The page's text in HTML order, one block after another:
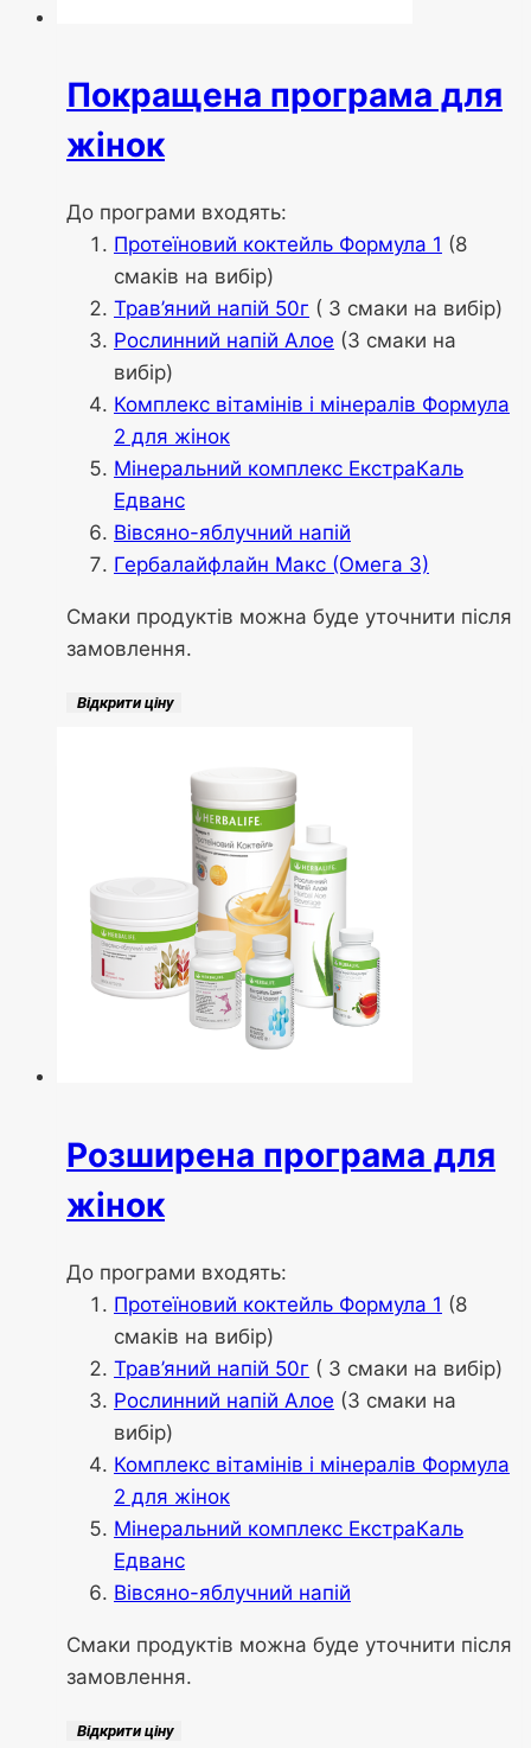
Покращена програма для
жінок
До програми входять:
Протеїновий коктейль Формула 1 (8
смаків на вибір)
Трав’яний напій 50г ( 3 смаки на вибір)
Рослинний напій Алое (3 смаки на
вибір)
Комплекс вітамінів і мінералів Формула
2 для жінок
Мінеральний комплекс ЕкстраКаль
Едванс
Вівсяно-яблучний напій
Гербалайфлайн Макс (Омега 3)
Смаки продуктів можна буде уточнити після
замовлення.
Відкрити ціну
Розширена програма для
жінок
До програми входять:
Протеїновий коктейль Формула 1 (8
смаків на вибір)
Трав’яний напій 50г ( 3 смаки на вибір)
Рослинний напій Алое (3 смаки на
вибір)
Комплекс вітамінів і мінералів Формула
2 для жінок
Мінеральний комплекс ЕкстраКаль
Едванс
Вівсяно-яблучний напій
Смаки продуктів можна буде уточнити після
замовлення.
Відкрити ціну